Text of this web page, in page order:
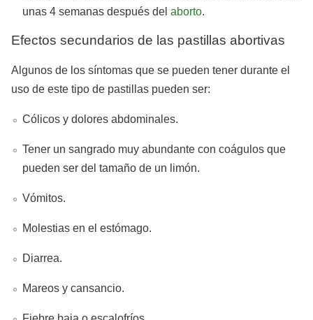
unas 4 semanas después del aborto.
Efectos secundarios de las pastillas abortivas
Algunos de los síntomas que se pueden tener durante el
uso de este tipo de pastillas pueden ser:
Cólicos y dolores abdominales.
Tener un sangrado muy abundante con coágulos que
pueden ser del tamaño de un limón.
Vómitos.
Molestias en el estómago.
Diarrea.
Mareos y cansancio.